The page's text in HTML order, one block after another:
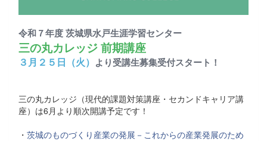
令和７年度 茨城県水戸生涯学習センター
三の丸カレッジ 前期講座
３月２５日（火） より受講生募集受付スタート！
三の丸カレッジ（現代的課題対策講座・セカンドキャリア講
座）は6月より順次開講予定です！
・ 茨城のものづくり産業の発展－これからの産業発展のため